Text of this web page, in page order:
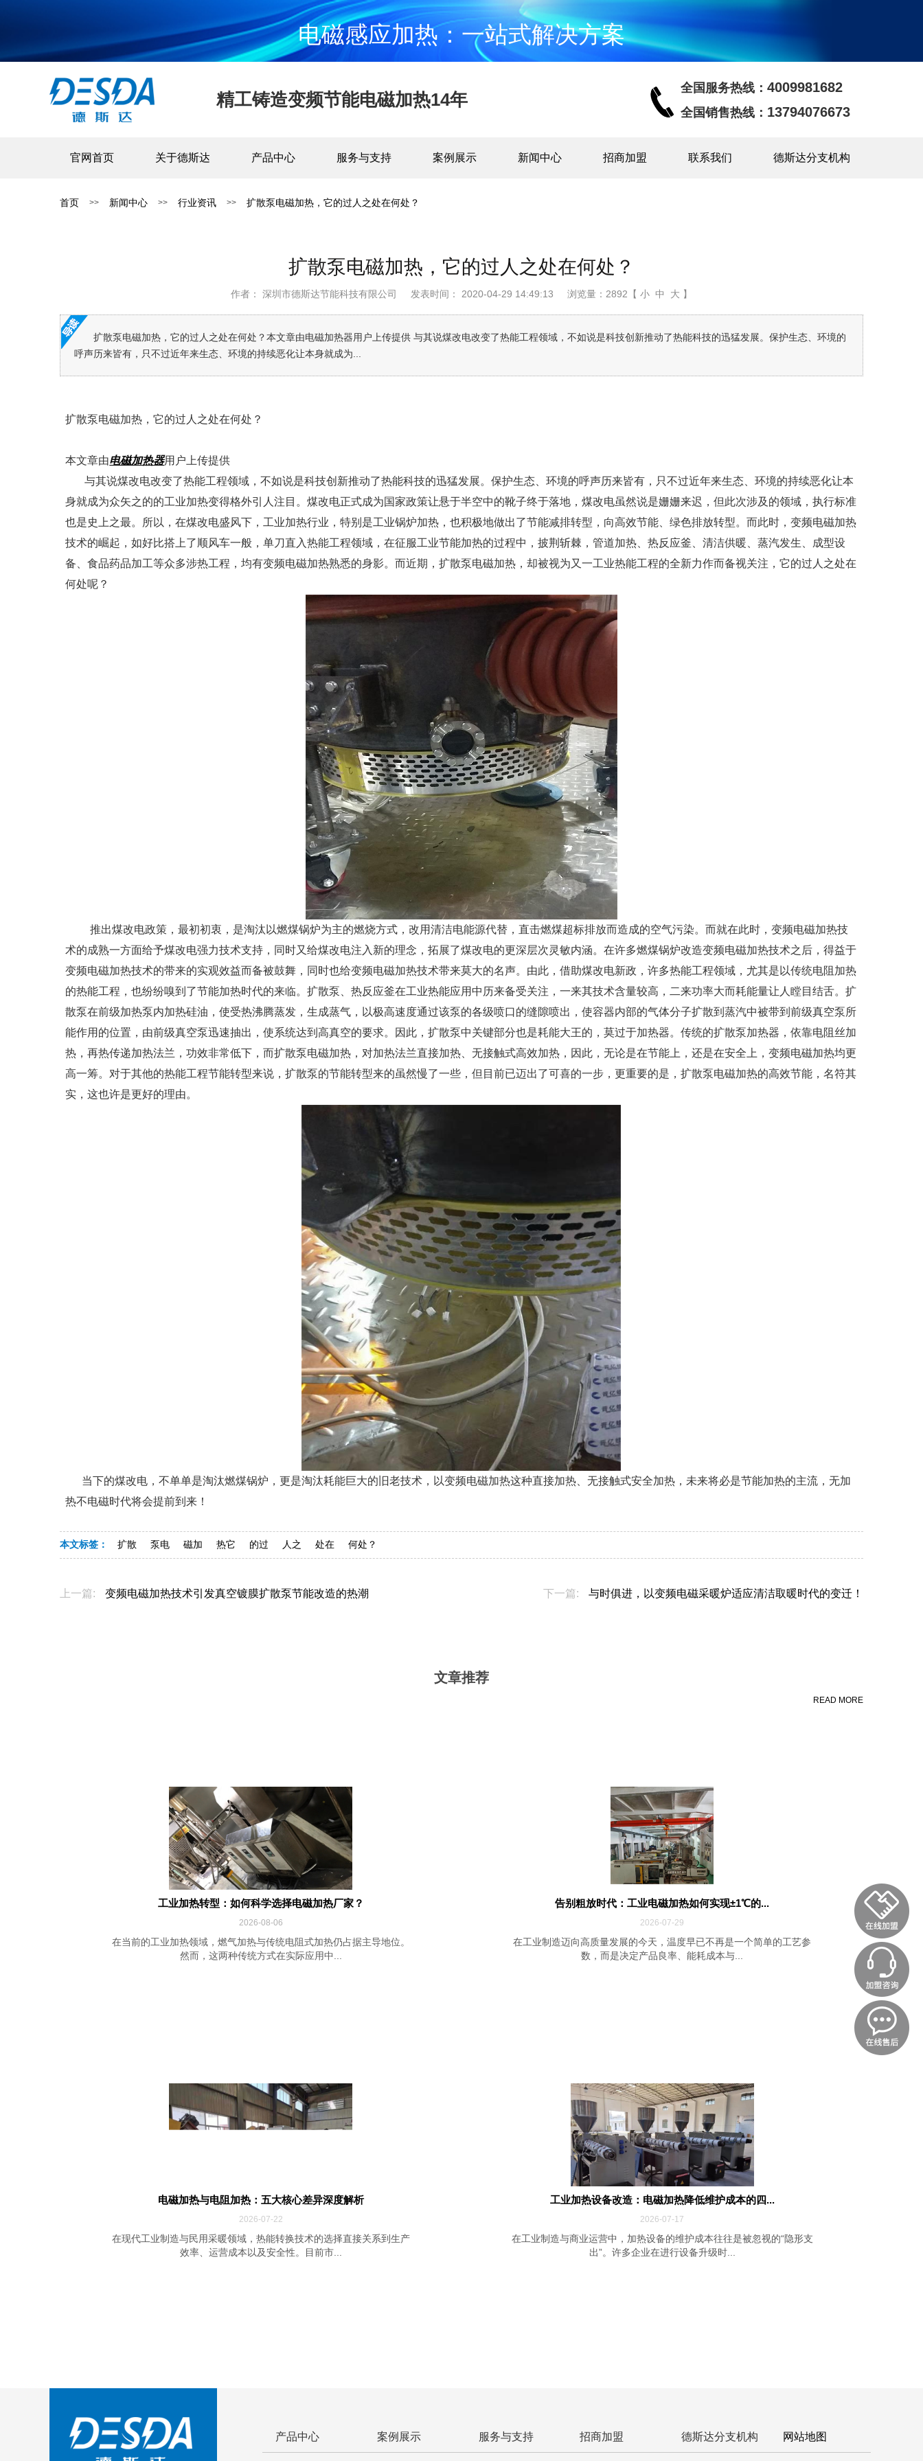
电磁感应加热：一站式解决方案
精工铸造变频节能电磁加热14年
全国服务热线： 4009981682
全国销售热线： 13794076673
官网首页 关于德斯达 产品中心 服务与支持 案例展示 新闻中心 招商加盟 联系我们 德斯达分支机构
首页 >> 新闻中心 >> 行业资讯 >> 扩散泵电磁加热，它的过人之处在何处？
扩散泵电磁加热，它的过人之处在何处？
作者： 深圳市德斯达节能科技有限公司 发表时间： 2020-04-29 14:49:13 浏览量：2892【 小 中 大 】
扩散泵电磁加热，它的过人之处在何处？本文章由电磁加热器用户上传提供 与其说煤改电改变了热能工程领域，不如说是科技创新推动了热能科技的迅猛发展。保护生态、环境的
呼声历来皆有，只不过近年来生态、环境的持续恶化让本身就成为...
扩散泵电磁加热，它的过人之处在何处？
本文章由电磁加热器用户上传提供
与其说煤改电改变了热能工程领域，不如说是科技创新推动了热能科技的迅猛发展。保护生态、环境的呼声历来皆有，只不过近年来生态、环境的持续恶化让本
身就成为众矢之的的工业加热变得格外引人注目。煤改电正式成为国家政策让悬于半空中的靴子终于落地，煤改电虽然说是姗姗来迟，但此次涉及的领域，执行标准
也是史上之最。所以，在煤改电盛风下，工业加热行业，特别是工业锅炉加热，也积极地做出了节能减排转型，向高效节能、绿色排放转型。而此时，变频电磁加热
技术的崛起，如好比搭上了顺风车一般，单刀直入热能工程领域，在征服工业节能加热的过程中，披荆斩棘，管道加热、热反应釜、清洁供暖、蒸汽发生、成型设
备、食品药品加工等众多涉热工程，均有变频电磁加热熟悉的身影。而近期，扩散泵电磁加热，却被视为又一工业热能工程的全新力作而备视关注，它的过人之处在
何处呢？
推出煤改电政策，最初初衷，是淘汰以燃煤锅炉为主的燃烧方式，改用清洁电能源代替，直击燃煤超标排放而造成的空气污染。而就在此时，变频电磁加热技
术的成熟一方面给予煤改电强力技术支持，同时又给煤改电注入新的理念，拓展了煤改电的更深层次灵敏内涵。在许多燃煤锅炉改造变频电磁加热技术之后，得益于
变频电磁加热技术的带来的实观效益而备被鼓舞，同时也给变频电磁加热技术带来莫大的名声。由此，借助煤改电新政，许多热能工程领域，尤其是以传统电阻加热
的热能工程，也纷纷嗅到了节能加热时代的来临。扩散泵、热反应釜在工业热能应用中历来备受关注，一来其技术含量较高，二来功率大而耗能量让人瞠目结舌。扩
散泵在前级加热泵内加热硅油，使受热沸腾蒸发，生成蒸气，以极高速度通过该泵的各级喷口的缝隙喷出，使容器内部的气体分子扩散到蒸汽中被带到前级真空泵所
能作用的位置，由前级真空泵迅速抽出，使系统达到高真空的要求。因此，扩散泵中关键部分也是耗能大王的，莫过于加热器。传统的扩散泵加热器，依靠电阻丝加
热，再热传递加热法兰，功效非常低下，而扩散泵电磁加热，对加热法兰直接加热、无接触式高效加热，因此，无论是在节能上，还是在安全上，变频电磁加热均更
高一筹。对于其他的热能工程节能转型来说，扩散泵的节能转型来的虽然慢了一些，但目前已迈出了可喜的一步，更重要的是，扩散泵电磁加热的高效节能，名符其
实，这也许是更好的理由。
当下的煤改电，不单单是淘汰燃煤锅炉，更是淘汰耗能巨大的旧老技术，以变频电磁加热这种直接加热、无接触式安全加热，未来将必是节能加热的主流，无加
热不电磁时代将会提前到来！
本文标签： 扩散 泵电 磁加 热它 的过 人之 处在 何处？
上一篇: 变频电磁加热技术引发真空镀膜扩散泵节能改造的热潮 下一篇: 与时俱进，以变频电磁采暖炉适应清洁取暖时代的变迁！
文章推荐
READ MORE
工业加热转型：如何科学选择电磁加热厂家？
2026-08-06
在当前的工业加热领域，燃气加热与传统电阻式加热仍占据主导地位。
然而，这两种传统方式在实际应用中...
告别粗放时代：工业电磁加热如何实现±1℃的...
2026-07-29
在工业制造迈向高质量发展的今天，温度早已不再是一个简单的工艺参
数，而是决定产品良率、能耗成本与...
电磁加热与电阻加热：五大核心差异深度解析
2026-07-22
在现代工业制造与民用采暖领域，热能转换技术的选择直接关系到生产
效率、运营成本以及安全性。目前市...
工业加热设备改造：电磁加热降低维护成本的四...
2026-07-17
在工业制造与商业运营中，加热设备的维护成本往往是被忽视的“隐形支
出”。许多企业在进行设备升级时...
产品中心 案例展示 服务与支持 招商加盟 德斯达分支机构 网站地图